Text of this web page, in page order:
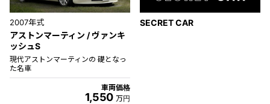
2007年式
アストンマーティン / ヴァンキ
ッシュS
現代アストンマーティンの 礎となっ
た名車
車両価格
1,550 万円
SECRET CAR